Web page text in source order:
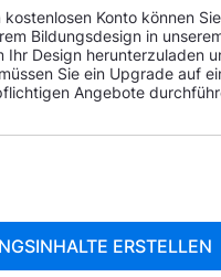
Konto können Sie
Bildungsdesign in
Ihr Design herunterzuladen
Sie ein Upgrade auf
Angebote
ERSTELLEN